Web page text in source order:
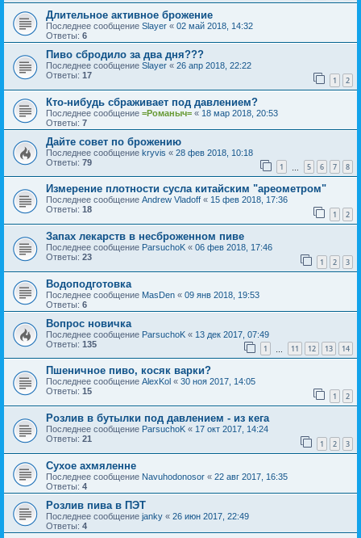
Длительное активное брожение
Последнее сообщение Slayer « 02 май 2018, 14:32
Ответы: 6
Пиво сбродило за два дня???
Последнее сообщение Slayer « 26 апр 2018, 22:22
Ответы: 17 1 2
Кто-нибудь сбраживает под давлением?
Последнее сообщение =Романыч= « 18 мар 2018, 20:53
Ответы: 7
Дайте совет по брожению
Последнее сообщение kryvis « 28 фев 2018, 10:18
Ответы: 79 1 5 6 7 8
Измерение плотности сусла китайским "ареометром"
Последнее сообщение Andrew Vladoff « 15 фев 2018, 17:36
Ответы: 18 1 2
Запах лекарств в несброженном пиве
Последнее сообщение ParsuchoK « 06 фев 2018, 17:46
Ответы: 23 1 2 3
Водоподготовка
Последнее сообщение MasDen « 09 янв 2018, 19:53
Ответы: 6
Вопрос новичка
Последнее сообщение ParsuchoK « 13 дек 2017, 07:49
Ответы: 135 1 11 12 13 14
Пшеничное пиво, косяк варки?
Последнее сообщение AlexKol « 30 ноя 2017, 14:05
Ответы: 15 1 2
Розлив в бутылки под давлением - из кега
Последнее сообщение ParsuchoK « 17 окт 2017, 14:24
Ответы: 21 1 2 3
Сухое ахмяленне
Последнее сообщение Navuhodonosor « 22 авг 2017, 16:35
Ответы: 4
Розлив пива в ПЭТ
Последнее сообщение janky « 26 июн 2017, 22:49
Ответы: 4